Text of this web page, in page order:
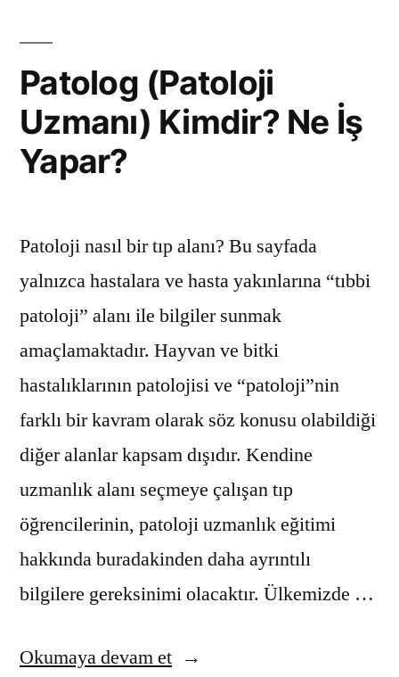
Patolog (Patoloji
Uzmanı) Kimdir? Ne İş
Yapar?
Patoloji nasıl bir tıp alanı? Bu sayfada
yalnızca hastalara ve hasta yakınlarına “tıbbi
patoloji” alanı ile bilgiler sunmak
amaçlamaktadır. Hayvan ve bitki
hastalıklarının patolojisi ve “patoloji”nin
farklı bir kavram olarak söz konusu olabildiği
diğer alanlar kapsam dışıdır. Kendine
uzmanlık alanı seçmeye çalışan tıp
öğrencilerinin, patoloji uzmanlık eğitimi
hakkında buradakinden daha ayrıntılı
bilgilere gereksinimi olacaktır. Ülkemizde …
Okumaya devam et“Patolog